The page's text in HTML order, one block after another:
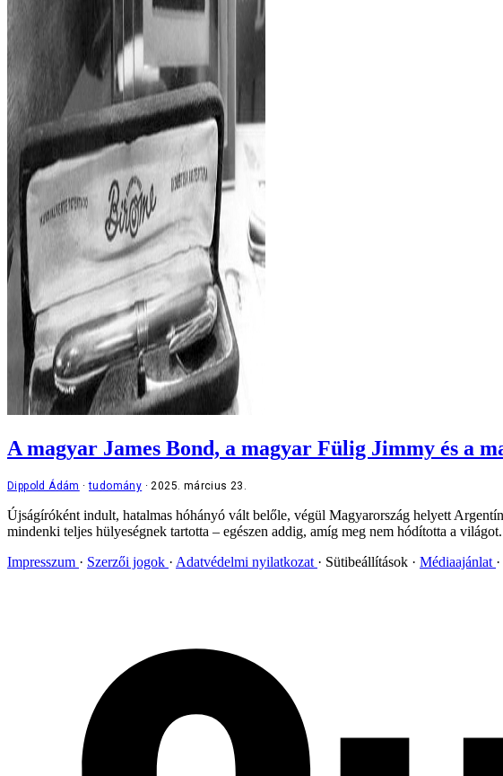
A magyar James Bond, a magyar Fülig Jimmy és a
Dippold Ádám tudomány 2025. március 23.
Újságíróként indult, hatalmas hóhányó vált belőle, végül Magyarország helyett
mindenki teljes hülyeségnek tartotta – egészen addig, amíg meg nem hódította a világot.
Impresszum
Szerzői jogok Adatvédelmi nyilatkozat Sütibeállítások Médiaajánlat